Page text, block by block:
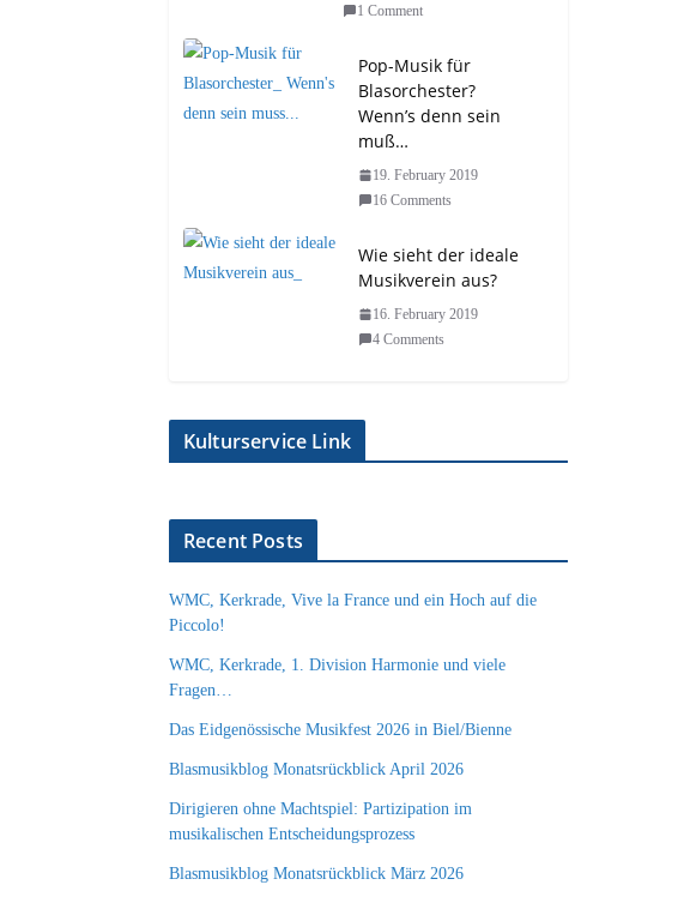
1 Comment
Pop-Musik für
Blasorchester?
Wenn’s denn sein
muß…
19. February 2019
16 Comments
Wie sieht der ideale
Musikverein aus?
16. February 2019
4 Comments
Kulturservice Link
Recent Posts
WMC, Kerkrade, Vive la France und ein Hoch auf die
Piccolo!
WMC, Kerkrade, 1. Division Harmonie und viele
Fragen…
Das Eidgenössische Musikfest 2026 in Biel/Bienne
Blasmusikblog Monatsrückblick April 2026
Dirigieren ohne Machtspiel: Partizipation im
musikalischen Entscheidungsprozess
Blasmusikblog Monatsrückblick März 2026